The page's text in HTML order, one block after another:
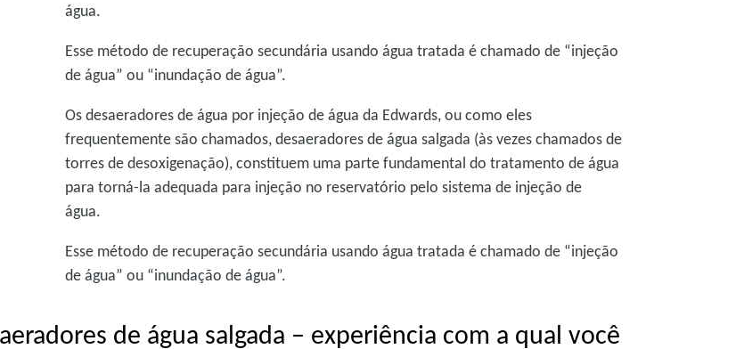
água.
Esse método de recuperação secundária usando água tratada é chamado de “injeção
de água” ou “inundação de água”.
Os desaeradores de água por injeção de água da Edwards, ou como eles
frequentemente são chamados, desaeradores de água salgada (às vezes chamados de
torres de desoxigenação), constituem uma parte fundamental do tratamento de água
para torná-la adequada para injeção no reservatório pelo sistema de injeção de
água.
Esse método de recuperação secundária usando água tratada é chamado de “injeção
de água” ou “inundação de água”.
de água salgada – experiência com a qual você